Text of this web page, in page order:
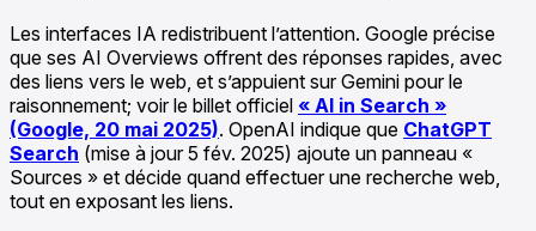
Les interfaces IA redistribuent l’attention. Google précise
que ses AI Overviews offrent des réponses rapides, avec
des liens vers le web, et s’appuient sur Gemini pour le
raisonnement; voir le billet officiel « AI in Search »
(Google, 20 mai 2025). OpenAI indique que ChatGPT
Search (mise à jour 5 fév. 2025) ajoute un panneau «
Sources » et décide quand effectuer une recherche web,
tout en exposant les liens.